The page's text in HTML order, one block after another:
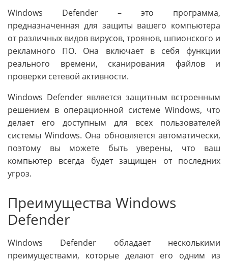
Windows Defender – это программа,
предназначенная для защиты вашего компьютера
от различных видов вирусов, троянов, шпионского и
рекламного ПО. Она включает в себя функции
реального времени, сканирования файлов и
проверки сетевой активности.
Windows Defender является защитным встроенным
решением в операционной системе Windows, что
делает его доступным для всех пользователей
системы Windows. Она обновляется автоматически,
поэтому вы можете быть уверены, что ваш
компьютер всегда будет защищен от последних
угроз.
Преимущества Windows
Defender
Windows Defender обладает несколькими
преимуществами, которые делают его одним из